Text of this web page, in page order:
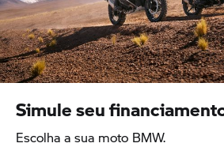
Simule seu
Escolha a sua moto BMW.